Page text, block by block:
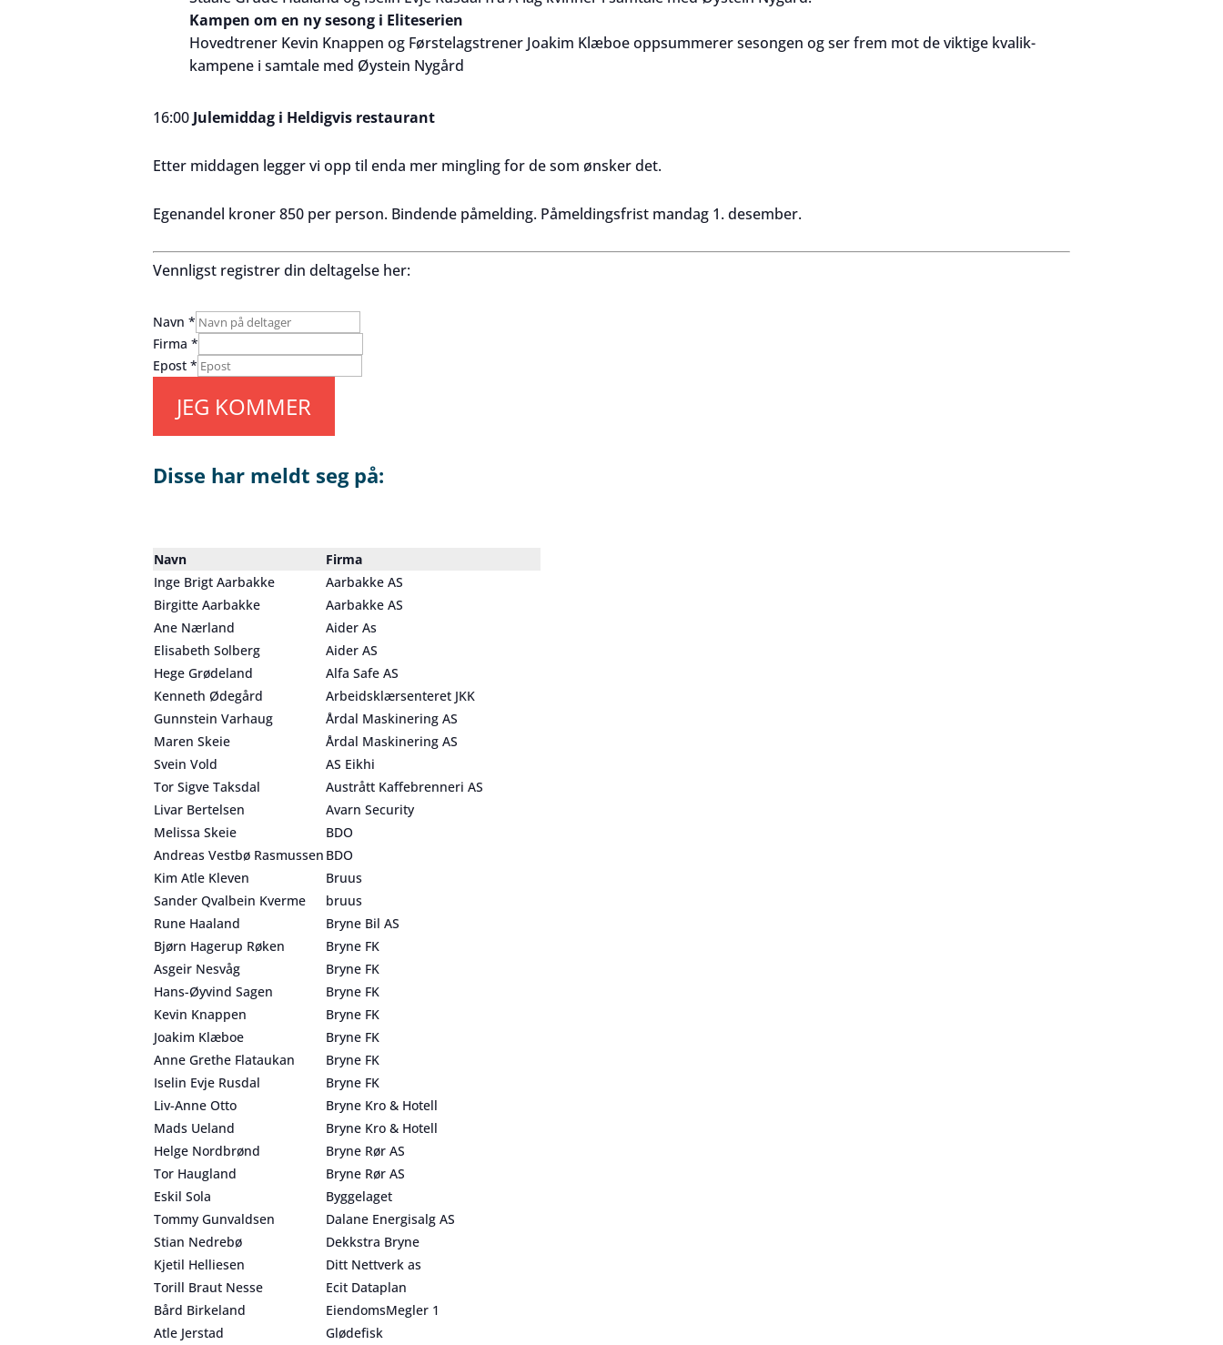
Kampen om en ny sesong i Eliteserien
Hovedtrener Kevin Knappen og Førstelagstrener Joakim Klæboe oppsummerer sesongen og ser frem mot de viktige kvalik-
kampene i samtale med Øystein Nygård
16:00 Julemiddag i Heldigvis restaurant
Etter middagen legger vi opp til enda mer mingling for de som ønsker det.
Egenandel kroner 850 per person. Bindende påmelding. Påmeldingsfrist mandag 1. desember.
Vennligst registrer din deltagelse her:
Navn *
Firma *
Epost *
JEG KOMMER
Disse har meldt seg på:
Navn
Firma
Inge Brigt Aarbakke
Aarbakke AS
Birgitte Aarbakke
Aarbakke AS
Ane Nærland
Aider As
Elisabeth Solberg
Aider AS
Hege Grødeland
Alfa Safe AS
Kenneth Ødegård
Arbeidsklærsenteret JKK
Gunnstein Varhaug
Årdal Maskinering AS
Maren Skeie
Årdal Maskinering AS
Svein Vold
AS Eikhi
Tor Sigve Taksdal
Austrått Kaffebrenneri AS
Livar Bertelsen
Avarn Security
Melissa Skeie
BDO
Andreas Vestbø Rasmussen BDO
Kim Atle Kleven
Bruus
Sander Qvalbein Kverme
bruus
Rune Haaland
Bryne Bil AS
Bjørn Hagerup Røken
Bryne FK
Asgeir Nesvåg
Bryne FK
Hans-Øyvind Sagen
Bryne FK
Kevin Knappen
Bryne FK
Joakim Klæboe
Bryne FK
Anne Grethe Flataukan
Bryne FK
Iselin Evje Rusdal
Bryne FK
Liv-Anne Otto
Bryne Kro & Hotell
Mads Ueland
Bryne Kro & Hotell
Helge Nordbrønd
Bryne Rør AS
Tor Haugland
Bryne Rør AS
Eskil Sola
Byggelaget
Tommy Gunvaldsen
Dalane Energisalg AS
Stian Nedrebø
Dekkstra Bryne
Kjetil Helliesen
Ditt Nettverk as
Torill Braut Nesse
Ecit Dataplan
Bård Birkeland
EiendomsMegler 1
Atle Jerstad
Glødefisk